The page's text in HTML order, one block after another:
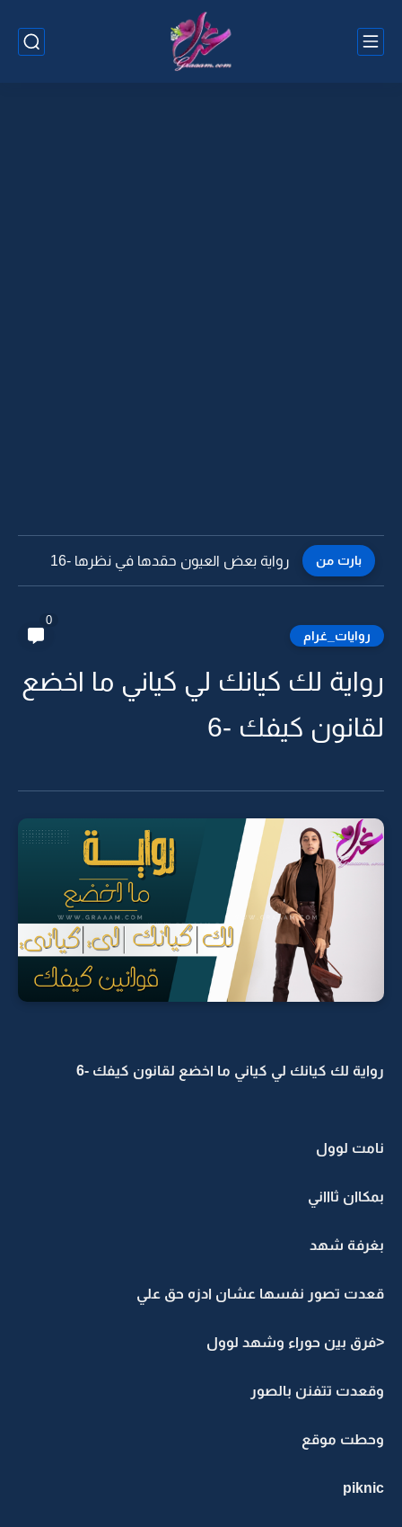
بارت من رواية بعض العيون حقدها في نظرها -16
روايات_غرام
0
رواية لك كيانك لي كياني ما اخضع
لقانون كيفك -6
رواية لك كيانك لي كياني ما اخضع لقانون كيفك -6
نامت لوول
بمكاان ثاااني
بغرفة شهد
قعدت تصور نفسها عشان ادزه حق علي
<فرق بين حوراء وشهد لوول
وقعدت تتفنن بالصور
وحطت موقع
piknic